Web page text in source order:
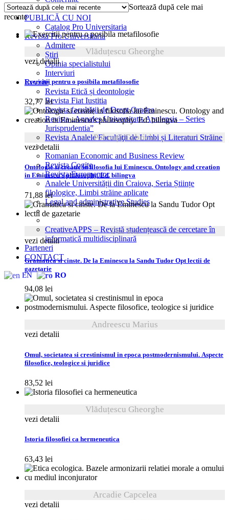
AUTORI
PUBLICĂ CU NOI
Catalog Pro Universitaria
Revista Pro Universitaria
Admitere
Știri
Opinia specialistului
Interviuri
Reviste
Revista Etică și deontologie
Revista Fiat Iustitia
Revista facultății de Drept Oradea
Revista „Annales Universitatis Apulensis – Series
Jurisprudentia”
Revista Analele Facultăţii de Limbi și Literaturi Străine
Romanian Economic and Business Review
Revista Cogito
Revista Euromentor
Analele Universității din Craiova, Seria Științe
filologice, Limbi străine aplicate
Legal and administrative Studies
CreativeAPPS – Revistă studențească de cercetare în
informatică multidisciplinară
Parteneri
CONTACT
EN RO
cele
recente
Sortează după cele mai
recente
Vlăduțescu Gheorghe
vezi detalii
Exercitii pentru o posibila metafilosofie
32,77 lei
Pohoață Gabriela
vezi detalii
Ontologie si creatie in filosofia lui Eminescu. Ontology and creation
in Eminescu’s philosophy. Ed. bilingva
71,88 lei
Dur Ion
vezi detalii
Gramatica si cinste. De la Eminescu la Sandu Tudor Opt lectii de
gazetarie
94,08 lei
Andreescu Marius
vezi detalii
Omul, societatea si crestinismul in epoca postmodernismului. Aspecte
filosofice, teologice si juridice
83,52 lei
Vlăduțescu Gheorghe
vezi detalii
Istoria filosofiei ca hermeneutica
63,43 lei
Arcadie Capcelea
vezi detalii